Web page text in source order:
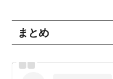
まとめ